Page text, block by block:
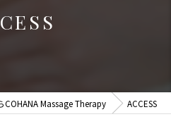
Massage Therapy ACCESS